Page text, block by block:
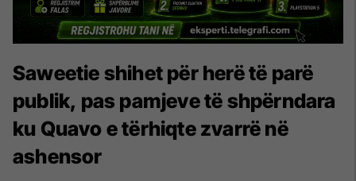
Saweetie shihet për herë të parë
publik, pas pamjeve të shpërndara
ku Quavo e tërhiqte zvarrë në
ashensor